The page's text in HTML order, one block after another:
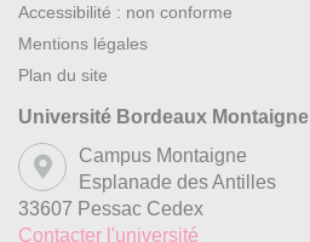
Accessibilité : non conforme
Mentions légales
Plan du site
Université Bordeaux Montaigne
Campus Montaigne
Esplanade des Antilles
33607 Pessac Cedex
Contacter l'université